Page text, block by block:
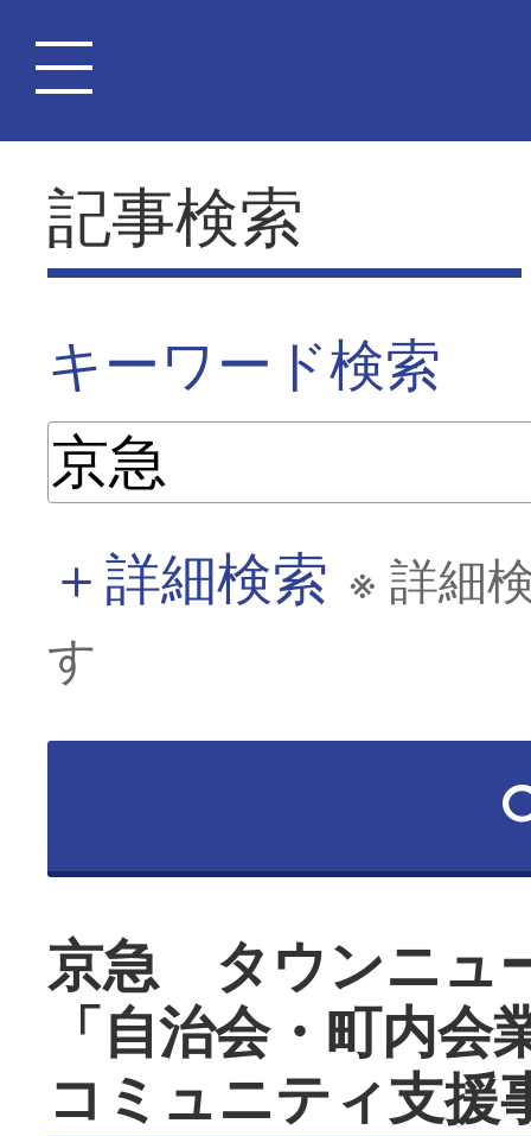
記事検索
キーワード検索
＋詳細検索 ※ 詳細
す
京急 タウンニュ
「自治会・町内
コミュニティ支援